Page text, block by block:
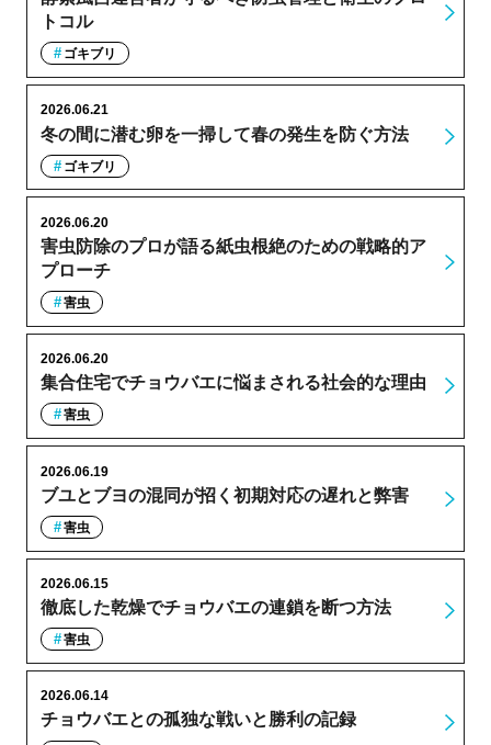
トコル
ゴキブリ
冬の間に潜む卵を一掃して春の発生を防ぐ方法
2026.06.21
ゴキブリ
害虫防除のプロが語る紙虫根絶のための戦略的ア
プローチ
2026.06.20
害虫
集合住宅でチョウバエに悩まされる社会的な理由
2026.06.20
害虫
ブユとブヨの混同が招く初期対応の遅れと弊害
2026.06.19
害虫
徹底した乾燥でチョウバエの連鎖を断つ方法
2026.06.15
害虫
チョウバエとの孤独な戦いと勝利の記録
2026.06.14